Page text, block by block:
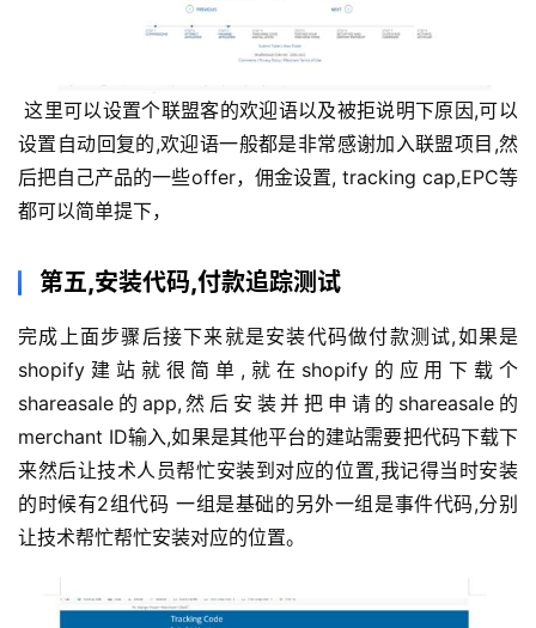
这里可以设置个联盟客的欢迎语以及被拒说明下原因,可以
设置自动回复的,欢迎语一般都是非常感谢加入联盟项目,然
后把自己产品的一些offer，佣金设置, tracking cap,EPC等
都可以简单提下，
第五,安装代码,付款追踪测试
完成上面步骤后接下来就是安装代码做付款测试,如果是
shopify建站就很简单,就在shopify的应用下载个
shareasale的app,然后安装并把申请的shareasale的
merchant ID输入,如果是其他平台的建站需要把代码下载下
来然后让技术人员帮忙安装到对应的位置,我记得当时安装
的时候有2组代码 一组是基础的另外一组是事件代码,分别
让技术帮忙帮忙安装对应的位置。